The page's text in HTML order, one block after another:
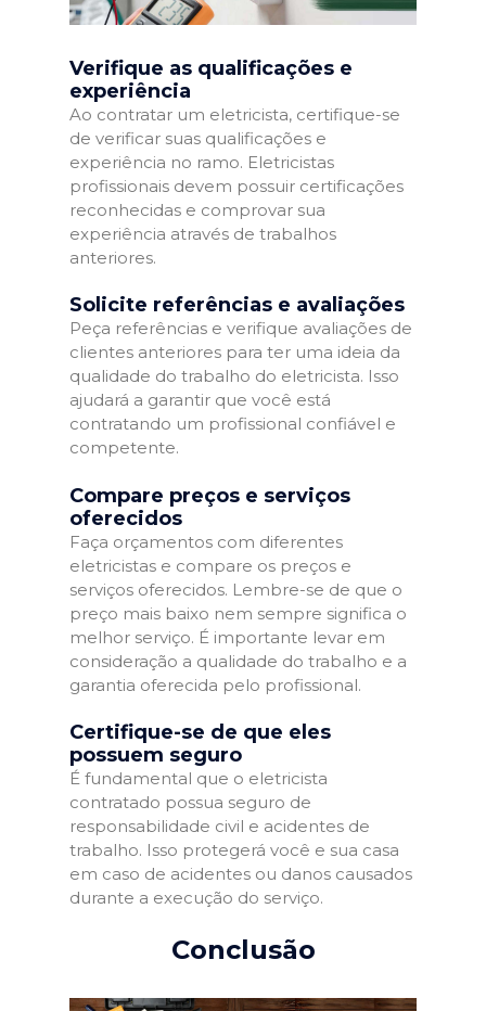
Verifique as qualificações e
experiência
Ao contratar um eletricista, certifique-se
de verificar suas qualificações e
experiência no ramo. Eletricistas
profissionais devem possuir certificações
reconhecidas e comprovar sua
experiência através de trabalhos
anteriores.
Solicite referências e avaliações
Peça referências e verifique avaliações de
clientes anteriores para ter uma ideia da
qualidade do trabalho do eletricista. Isso
ajudará a garantir que você está
contratando um profissional confiável e
competente.
Compare preços e serviços
oferecidos
Faça orçamentos com diferentes
eletricistas e compare os preços e
serviços oferecidos. Lembre-se de que o
preço mais baixo nem sempre significa o
melhor serviço. É importante levar em
consideração a qualidade do trabalho e a
garantia oferecida pelo profissional.
Certifique-se de que eles
possuem seguro
É fundamental que o eletricista
contratado possua seguro de
responsabilidade civil e acidentes de
trabalho. Isso protegerá você e sua casa
em caso de acidentes ou danos causados
durante a execução do serviço.
Conclusão